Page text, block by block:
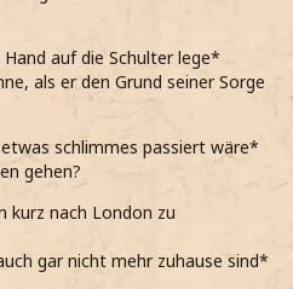
auf die Schulter lege*
als er den Grund seiner Sorge
schlimmes passiert wäre*
gehen?
kurz nach London zu
gar nicht mehr zuhause sind*